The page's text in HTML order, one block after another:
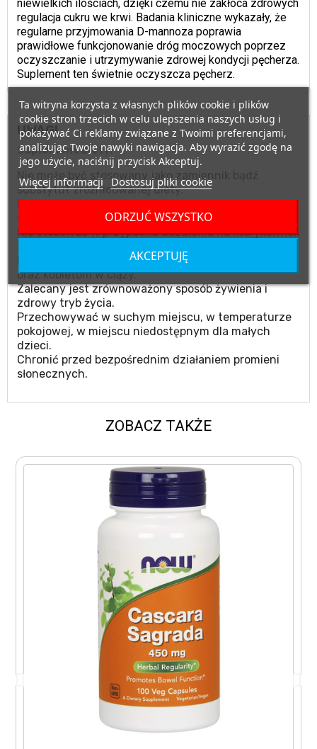
niewielkich ilościach, dzięki czemu nie zakłóca zdrowych
regulacja cukru we krwi. Badania kliniczne wykazały, że
regularne przyjmowania D-mannoza poprawia
prawidłowe funkcjonowanie dróg moczowych poprzez
oczyszczanie i utrzymywanie zdrowej kondycji pęcherza.
Suplement ten świetnie oczyszcza pęcherz.
UWAGI
Suplement diety.
Nie może być stosowany jako zamiennik bądź
substytut zróżnicowanej diety.
Nie należy przekraczać zalecanego dziennego
Nie stosować w przypadku uczulenia na którykolwiek
Produktu nie należy podawać matkom karmiącym
oraz kobietom w ciąży.
Zalecany jest zrównoważony sposób żywienia i
zdrowy tryb życia.
Przechowywać w suchym miejscu, w temperaturze
pokojowej, w miejscu niedostępnym dla małych
dzieci.
Chronić przed bezpośrednim działaniem promieni
słonecznych.
ZOBACZ TAKŻE
Ta witryna korzysta z własnych plików cookie i plików
cookie stron trzecich w celu ulepszenia naszych usług i
pokazywać Ci reklamy związane z Twoimi preferencjami,
analizując Twoje nawyki nawigacja. Aby wyrazić zgodę na
jego użycie, naciśnij przycisk Akceptuj.
Więcej informacji Dostosuj pliki cookie
ODRZUĆ WSZYSTKO
AKCEPTUJĘ